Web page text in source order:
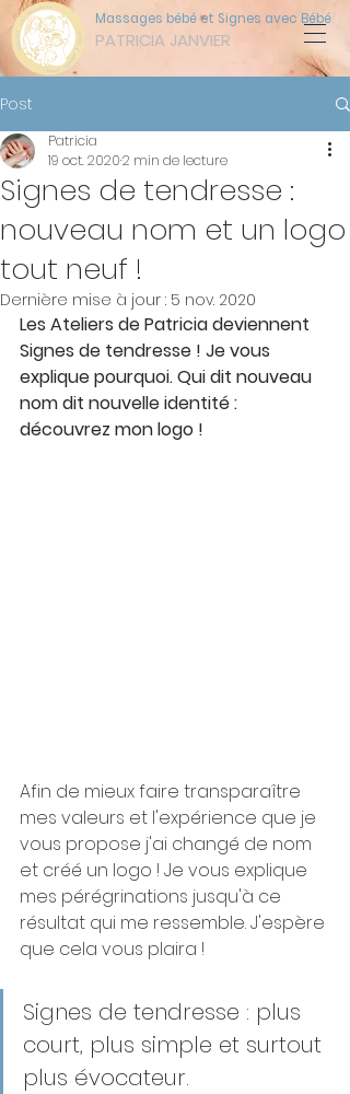
PATRICIA JANVIER
Massages bébé et Signes avec Bébé
Post
Signes de tendresse :
nouveau nom et un logo
tout neuf !
Patricia
19 oct. 20202 min de lecture
Dernière mise à jour : 5 nov. 2020
Les Ateliers de Patricia deviennent
Signes de tendresse ! Je vous
explique pourquoi. Qui dit nouveau
nom dit nouvelle identité :
découvrez mon logo !
Afin de mieux faire transparaître
mes valeurs et l'expérience que je
vous propose j'ai changé de nom
et créé un logo ! Je vous explique
mes pérégrinations jusqu'à ce
résultat qui me ressemble. J'espère
que cela vous plaira !
Signes de tendresse : plus
court, plus simple et surtout
plus évocateur.